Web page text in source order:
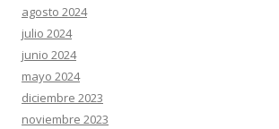
agosto 2024
julio 2024
junio 2024
mayo 2024
diciembre 2023
noviembre 2023